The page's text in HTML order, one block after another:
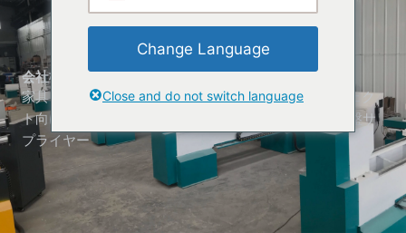
会社概要 – プロフェッショナルCNC木工旋盤メーカー
家具、スピンドル、野球バット、カスタム木工プロジェク
ト向けの高精度木材旋盤を専門とする大手CNC木工旋盤サ
プライヤー
Change Language
Close and do not switch language